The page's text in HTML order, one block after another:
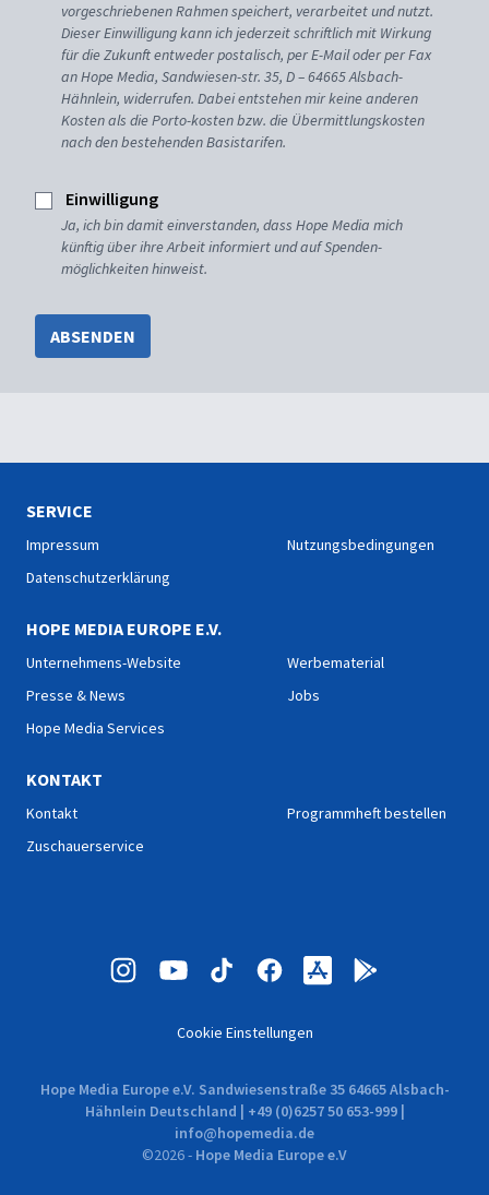
vorgeschriebenen Rahmen speichert, verarbeitet und nutzt.
Dieser Einwilligung kann ich jederzeit schriftlich mit Wirkung
für die Zukunft entweder postalisch, per E-Mail oder per Fax
an Hope Media, Sandwiesen-str. 35, D – 64665 Alsbach-
Hähnlein, widerrufen. Dabei entstehen mir keine anderen
Kosten als die Porto-kosten bzw. die Übermittlungskosten
nach den bestehenden Basistarifen.
Einwilligung
Ja, ich bin damit einverstanden, dass Hope Media mich
künftig über ihre Arbeit informiert und auf Spenden-
möglichkeiten hinweist.
ABSENDEN
SERVICE
Impressum
Datenschutzerklärung
Nutzungsbedingungen
HOPE MEDIA EUROPE E.V.
Unternehmens-Website
Presse & News
Hope Media Services
Werbematerial
Jobs
KONTAKT
Kontakt
Zuschauerservice
Programmheft bestellen
Cookie Einstellungen
Hope Media Europe e.V. Sandwiesenstraße 35 64665 Alsbach-
Hähnlein Deutschland | +49 (0)6257 50 653-999 |
info@hopemedia.de
©2026- Hope Media Europe e.V